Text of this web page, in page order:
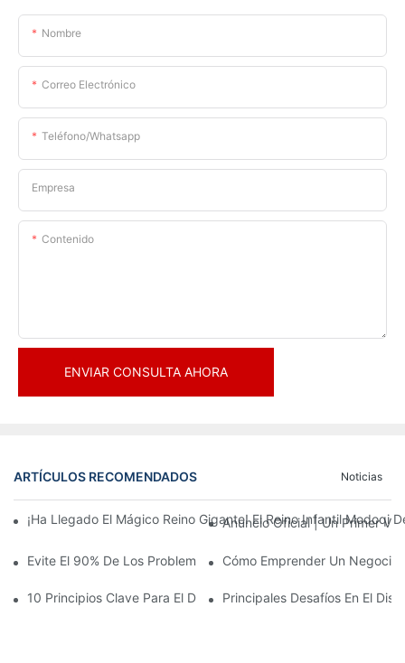
Nombre
Correo Electrónico
Teléfono/whatsapp
Empresa
Contenido
ENVIAR CONSULTA AHORA
ARTÍCULOS RECOMENDADOS Noticias
¡Ha Llegado El Mágico Reino Gigante! El Reino Infantil Modoqi
Anuncio Oficial | Un Primer
Evite El 90% De Los Problemas: Al Invertir En Un Centro
Cómo Emprender Un Negocio
10 Principios Clave Para El Diseño Exitoso De Un Parque
Principales Desafíos En El